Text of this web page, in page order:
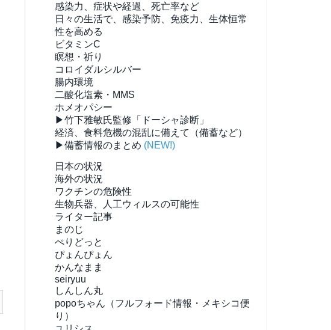
感染力、症状や経過、死亡率など
日々の生活で、感染予防、免疫力、生体恒常
性を高める
ビタミンC
瞑想・祈り
コロイダルシルバー
腸内環境
二酸化塩素・MMS
ホメオパシー
▶竹下雅敏氏監修「ドーシャ診断」
経済、食料危機の混乱に備えて（備蓄など）
▶備蓄情報のまとめ (NEW!)
日本の状況
海外の状況
ワクチンの危険性
生物兵器、人工ウィルスの可能性
ライター記事
まのじ
ぺりどっと
ぴょんぴょん
かんなまま
seiryuu
しんしん丸
popoちゃん（フルフォード情報・メキシコ便
り）